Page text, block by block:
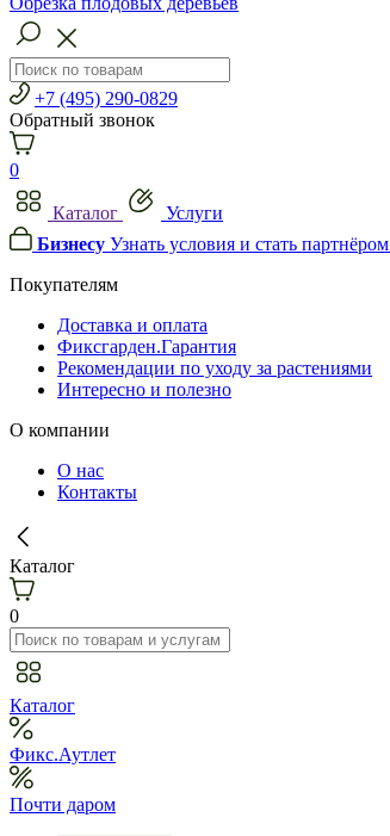
+7 (495) 290-0829
Обратный звонок
0
Каталог
Услуги
Бизнесу Узнать условия и стать партнёром
Покупателям
Доставка и оплата
Фиксгарден.Гарантия
Рекомендации по уходу за растениями
Интересно и полезно
О компании
О нас
Контакты
Каталог
0
Каталог
Фикс.Аутлет
Почти даром